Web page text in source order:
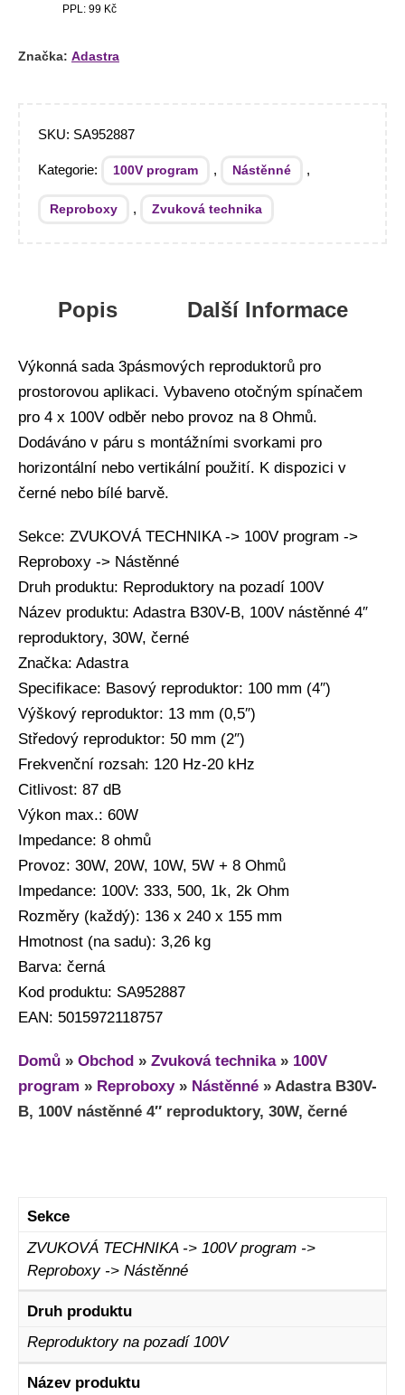
PPL: 99 Kč
Značka: Adastra
SKU: SA952887
Kategorie: 100V program , Nástěnné ,
Reproboxy , Zvuková technika
Popis Další Informace
Výkonná sada 3pásmových reproduktorů pro
prostorovou aplikaci. Vybaveno otočným spínačem
pro 4 x 100V odběr nebo provoz na 8 Ohmů.
Dodáváno v páru s montážními svorkami pro
horizontální nebo vertikální použití. K dispozici v
černé nebo bílé barvě.
Sekce: ZVUKOVÁ TECHNIKA -> 100V program ->
Reproboxy -> Nástěnné
Druh produktu: Reproduktory na pozadí 100V
Název produktu: Adastra B30V-B, 100V nástěnné 4″
reproduktory, 30W, černé
Značka: Adastra
Specifikace: Basový reproduktor: 100 mm (4″)
Výškový reproduktor: 13 mm (0,5″)
Středový reproduktor: 50 mm (2″)
Frekvenční rozsah: 120 Hz-20 kHz
Citlivost: 87 dB
Výkon max.: 60W
Impedance: 8 ohmů
Provoz: 30W, 20W, 10W, 5W + 8 Ohmů
Impedance: 100V: 333, 500, 1k, 2k Ohm
Rozměry (každý): 136 x 240 x 155 mm
Hmotnost (na sadu): 3,26 kg
Barva: černá
Kod produktu: SA952887
EAN: 5015972118757
Domů » Obchod » Zvuková technika» 100V
program » Reproboxy» Nástěnné » Adastra B30V-
B, 100V nástěnné 4″ reproduktory, 30W, černé
Sekce
ZVUKOVÁ TECHNIKA -> 100V program ->
Reproboxy -> Nástěnné
Druh produktu
Reproduktory na pozadí 100V
Název produktu